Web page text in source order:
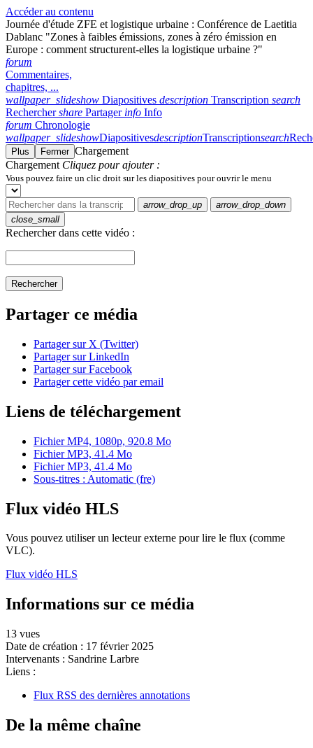
Accéder au contenu
Journée d'étude ZFE et logistique urbaine : Conférence de Laetitia
Dablanc "Zones à faibles émissions, zones à zéro émission en
Europe : comment structurent-elles la logistique urbaine ?"
forum
Commentaires,
chapitres, ...
wallpaper_slideshow Diapositives description Transcription search
Rechercher share Partager info Info
forum Chronologie
wallpaper_slideshowDiapositivesdescriptionTranscriptionsearch
Plus Fermer Chargement
Chargement Cliquez pour ajouter :
Vous pouvez faire un clic droit sur les diapositives pour ouvrir le menu
arrow_drop_up
arrow_drop_down
close_small
Rechercher dans cette vidéo :
Rechercher
Partager ce média
Partager sur X (Twitter)
Partager sur LinkedIn
Partager sur Facebook
Partager cette vidéo par email
Liens de téléchargement
Fichier MP4, 1080p, 920.8 Mo
Fichier MP3, 41.4 Mo
Fichier MP3, 41.4 Mo
Sous-titres : Automatic (fre)
Flux vidéo HLS
Vous pouvez utiliser un lecteur externe pour lire le flux (comme
VLC).
Flux vidéo HLS
Informations sur ce média
13 vues
Date de création : 17 février 2025
Intervenants : Sandrine Larbre
Liens :
Flux RSS des dernières annotations
De la même chaîne